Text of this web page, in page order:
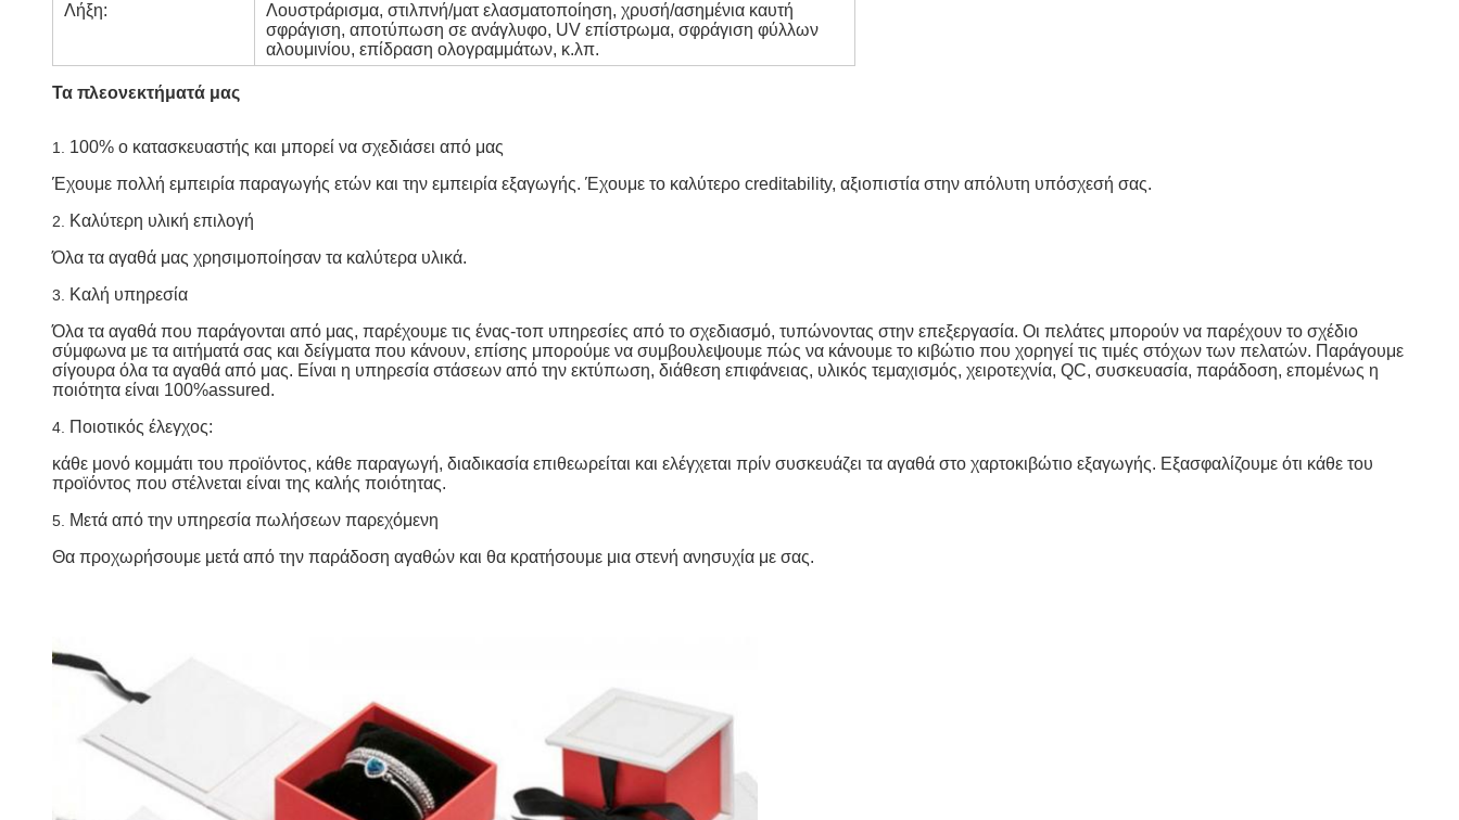
Λήξη:
Λουστράρισμα, στιλπνή/ματ ελασματοποίηση, χρυσή/ασημένια καυτή
σφράγιση, αποτύπωση σε ανάγλυφο, UV επίστρωμα, σφράγιση φύλλων
αλουμινίου, επίδραση ολογραμμάτων, κ.λπ.
Τα πλεονεκτήματά μας
1. 100% ο κατασκευαστής και μπορεί να σχεδιάσει από μας
Έχουμε πολλή εμπειρία παραγωγής ετών και την εμπειρία εξαγωγής. Έχουμε το καλύτερο creditability, αξιοπιστία στην απόλυτη υπόσχεσή σας.
2.
Καλύτερη υλική επιλογή
Όλα τα αγαθά μας χρησιμοποίησαν τα καλύτερα υλικά.
3.
Καλή υπηρεσία
Όλα τα αγαθά που παράγονται από μας, παρέχουμε τις ένας-τοπ υπηρεσίες από το σχεδιασμό, τυπώνοντας στην επεξεργασία. Οι πελάτες μπορούν να παρέχουν το σχέδιο
σύμφωνα με τα αιτήματά σας και δείγματα που κάνουν, επίσης μπορούμε να συμβουλεψουμε πώς να κάνουμε το κιβώτιο που χορηγεί τις τιμές στόχων των πελατών. Παράγουμε
σίγουρα όλα τα αγαθά από μας. Είναι η υπηρεσία στάσεων από την εκτύπωση, διάθεση επιφάνειας, υλικός τεμαχισμός, χειροτεχνία, QC, συσκευασία, παράδοση, επομένως η
ποιότητα είναι 100%assured.
4.
Ποιοτικός έλεγχος:
κάθε μονό κομμάτι του προϊόντος, κάθε παραγωγή, διαδικασία επιθεωρείται και ελέγχεται πρίν συσκευάζει τα αγαθά στο χαρτοκιβώτιο εξαγωγής. Εξασφαλίζουμε ότι κάθε του
προϊόντος που στέλνεται είναι της καλής ποιότητας.
5.
Μετά από την υπηρεσία πωλήσεων παρεχόμενη
Θα προχωρήσουμε μετά από την παράδοση αγαθών και θα κρατήσουμε μια στενή ανησυχία με σας.